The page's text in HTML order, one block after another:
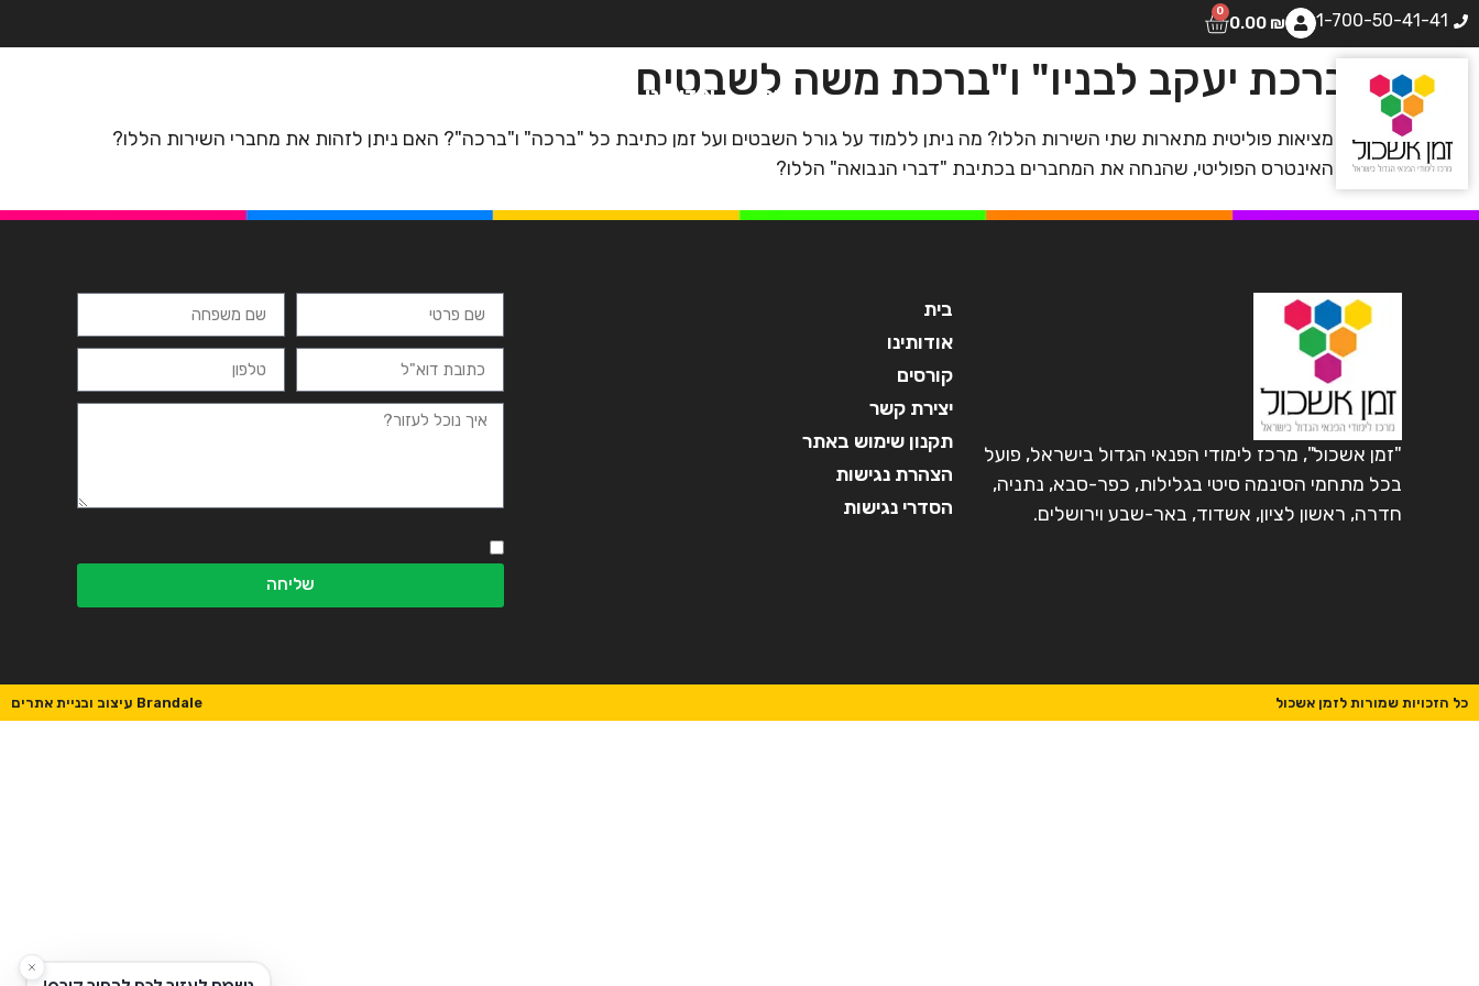
1-700-50-41-41
0.00 ₪
0
בית אודותינו
"ברכת יעקב לבניו" ו"ברכת משה לשבטים
איזו מציאות פוליטית מתארות שתי השירות הללו? מה ניתן ללמוד על גורל השבטים ועל זמן כתיבת כל "ברכה" ו"ברכה"? האם ניתן לזהות את מחברי השירות הללו?
ומה האינטרס הפוליטי, שהנחה את המחברים בכתיבת "דברי הנבואה" הללו?
"זמן אשכול", מרכז לימודי הפנאי הגדול בישראל, פועל
בכל מתחמי הסינמה סיטי בגלילות, כפר-סבא, נתניה,
חדרה, ראשון לציון, אשדוד, באר-שבע וירושלים.
בית
אודותינו
קורסים
יצירת קשר
תקנון שימוש באתר
הצהרת נגישות
הסדרי נגישות
שליחה
כל הזכויות שמורות לזמן אשכול Brandale עיצוב ובניית אתרים